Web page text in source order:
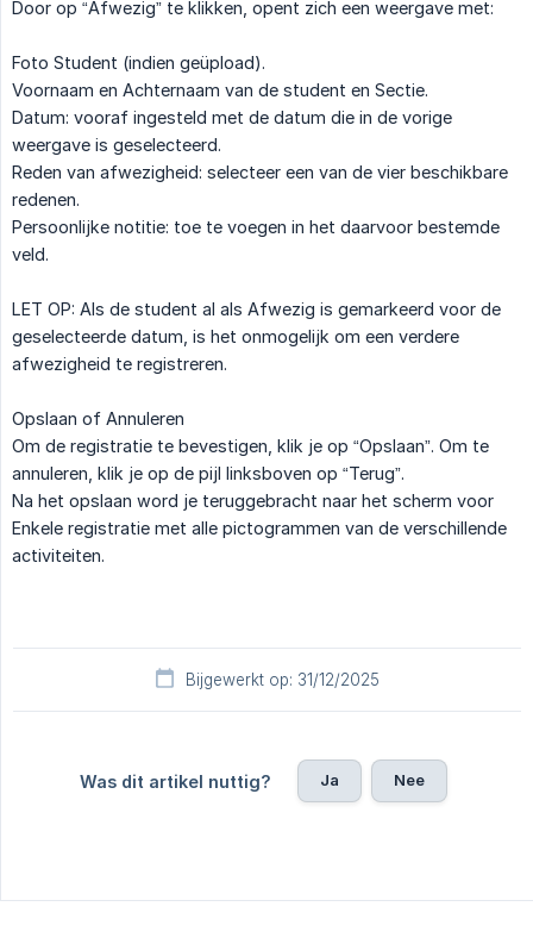
Door op “Afwezig” te klikken, opent zich een weergave met:
Foto Student (indien geüpload).
Voornaam en Achternaam van de student en Sectie.
Datum: vooraf ingesteld met de datum die in de vorige
weergave is geselecteerd.
Reden van afwezigheid: selecteer een van de vier beschikbare
redenen.
Persoonlijke notitie: toe te voegen in het daarvoor bestemde
veld.
LET OP: Als de student al als Afwezig is gemarkeerd voor de
geselecteerde datum, is het onmogelijk om een verdere
afwezigheid te registreren.
Opslaan of Annuleren
Om de registratie te bevestigen, klik je op “Opslaan”. Om te
annuleren, klik je op de pijl linksboven op “Terug”.
Na het opslaan word je teruggebracht naar het scherm voor
Enkele registratie met alle pictogrammen van de verschillende
activiteiten.
Bijgewerkt op: 31/12/2025
Was dit artikel nuttig? Ja Nee